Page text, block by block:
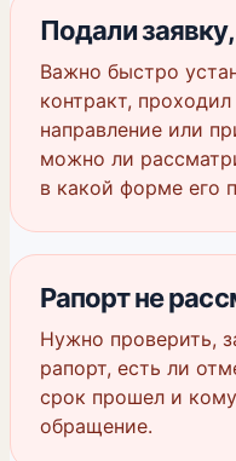
Подали
Важно быстро
контракт,
направление или
можно ли
в какой форме его
Рапорт не
Нужно проверить,
рапорт, есть ли
срок прошел и
обращение.